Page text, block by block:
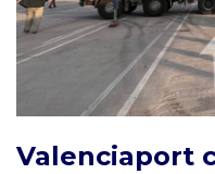
Valenciaport